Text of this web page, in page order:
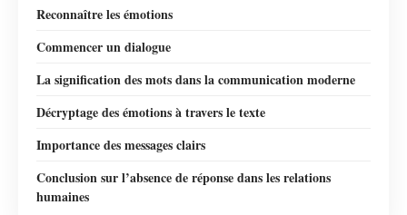
Reconnaître les émotions
Commencer un dialogue
La signification des mots dans la communication moderne
Décryptage des émotions à travers le texte
Importance des messages clairs
Conclusion sur l’absence de réponse dans les relations
humaines